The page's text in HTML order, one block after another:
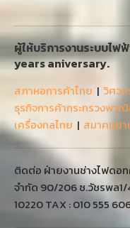
ผู้ให้บริการงานระบบไฟ
years aniversary.
สภาหอการค้าไทย | วิศว
ธุรกิจการค้ากระทรวงพา
เครื่องกลไทย | สมาคมย
ติดต่อ ฝ่ายงานช่างไฟดอ
จำกัด 90/206 ซ.วัชรพล1/
10220 TAX : 010 555